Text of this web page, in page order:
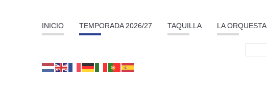
INICIO TEMPORADA 2026/27 TAQUILLA LA ORQUESTA